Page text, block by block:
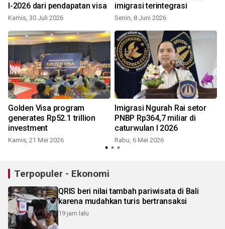
I-2026 dari pendapatan visa
Kamis, 30 Juli 2026
imigrasi terintegrasi
Senin, 8 Juni 2026
Golden Visa program
generates Rp52.1 trillion
investment
Kamis, 21 Mei 2026
Imigrasi Ngurah Rai setor
PNBP Rp364,7 miliar di
caturwulan I 2026
Rabu, 6 Mei 2026
Terpopuler - Ekonomi
QRIS beri nilai tambah pariwisata di Bali
karena mudahkan turis bertransaksi
19 jam lalu